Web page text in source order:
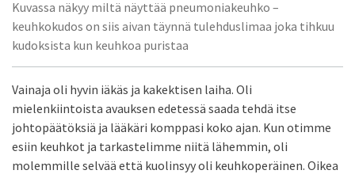
Kuvassa näkyy miltä näyttää pneumoniakeuhko –
keuhkokudos on siis aivan täynnä tulehduslimaa joka tihkuu
kudoksista kun keuhkoa puristaa
Vainaja oli hyvin iäkäs ja kakektisen laiha. Oli
mielenkiintoista avauksen edetessä saada tehdä itse
johtopäätöksiä ja lääkäri komppasi koko ajan. Kun otimme
esiin keuhkot ja tarkastelimme niitä lähemmin, oli
molemmille selvää että kuolinsyy oli keuhkoperäinen. Oikea